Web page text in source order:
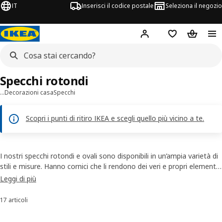
IT Inserisci il codice postale Seleziona il negozio
Hej! AccediLista deiCarrello
…Decorazioni casaSpecchi
Scopri i punti di ritiro IKEA e scegli quello più vicino a te.
Specchi rotondi
I nostri specchi rotondi e ovali sono disponibili in un’ampia varietà di
stili e misure. Hanno cornici che li rendono dei veri e propri elementi
d’arredo. Nel nostro assortimento di specchi tondi trovi per esempio
mensolina dove puoi appoggiare i cosmetici o il cellulare. Vere opere
Leggi di più
Ordina e filtra
17 articoli